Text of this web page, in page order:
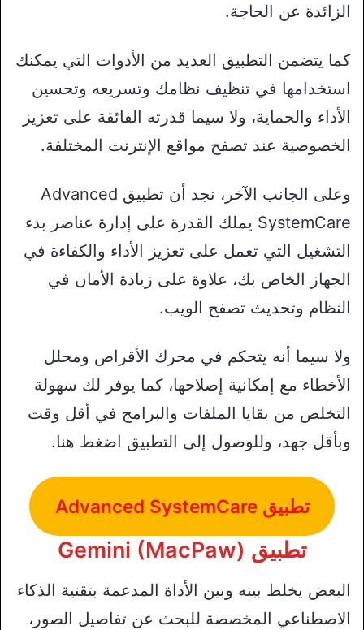
الزائدة عن الحاجة.
كما يتضمن التطبيق العديد من الأدوات التي يمكنك
استخدامها في تنظيف نظامك وتسريعه وتحسين
الأداء والحماية، ولا سيما قدرته الفائقة على تعزيز
الخصوصية عند تصفح مواقع الإنترنت المختلفة.
وعلى الجانب الآخر، نجد أن تطبيق Advanced
SystemCare يملك القدرة على إدارة عناصر بدء
التشغيل التي تعمل على تعزيز الأداء والكفاءة في
الجهاز الخاص بك، علاوة على زيادة الأمان في
النظام وتحديث تصفح الويب.
ولا سيما أنه يتحكم في محرك الأقراص ومحلل
الأخطاء مع إمكانية إصلاحها، كما يوفر لك سهولة
التخلص من بقايا الملفات والبرامج في أقل وقت
وبأقل جهد، وللوصول إلى التطبيق اضغط هنا.
تطبيق Advanced SystemCare
تطبيق Gemini (MacPaw)
البعض يخلط بينه وبين الأداة المدعمة بتقنية الذكاء
الاصطناعي المخصصة للبحث عن تفاصيل الصور،